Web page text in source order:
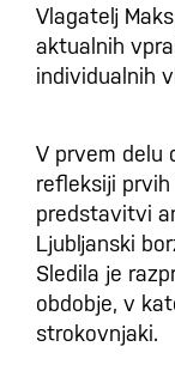
Vlagatelj
aktualnih
individualnih
V prvem delu
refleksiji
predstavitvi
Ljubljanski
Sledila je
obdobje, v
strokovnjaki.